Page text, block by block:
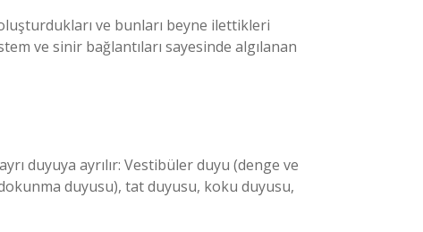
ve bunları beyne ilettikleri
ve sinir bağlantıları sayesinde algılanan
duyuya ayrılır: Vestibüler duyu (denge ve
duyusu), tat duyusu, koku duyusu,